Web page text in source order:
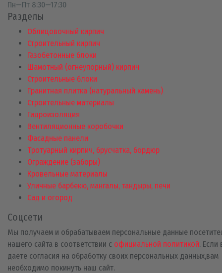
Пн—Пт 8:30—17:30
Разделы
Облицовочный кирпич
Строительный кирпич
Газобетонные блоки
Шамотный (огнеупорный) кирпич
Строительные блоки
Гранитная плитка (натуральный камень)
Строительные материалы
Гидроизоляция
Вентиляционные коробочки
Фасадные панели
Тротуарный кирпич, брусчатка, бордюр
Ограждение (заборы)
Кровельные материалы
Уличные барбекю, мангалы, тандыры, печи
Сад и огород
Соцсети
Мы получаем и обрабатываем персональные данные
нашего сайта в соответствии с официальной политикой. Если
даете согласия на обработку своих персональных данных,вам
необходимо покинуть наш сайт.